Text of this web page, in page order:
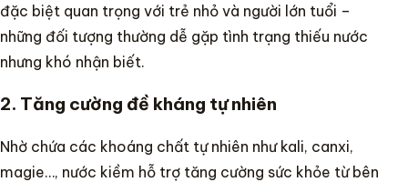
đặc biệt quan trọng với trẻ nhỏ và người lớn tuổi –
những đối tượng thường dễ gặp tình trạng thiếu nước
nhưng khó nhận biết.
2. Tăng cường đề kháng tự nhiên
Nhờ chứa các khoáng chất tự nhiên như kali, canxi,
magie…, nước kiềm hỗ trợ tăng cường sức khỏe từ bên